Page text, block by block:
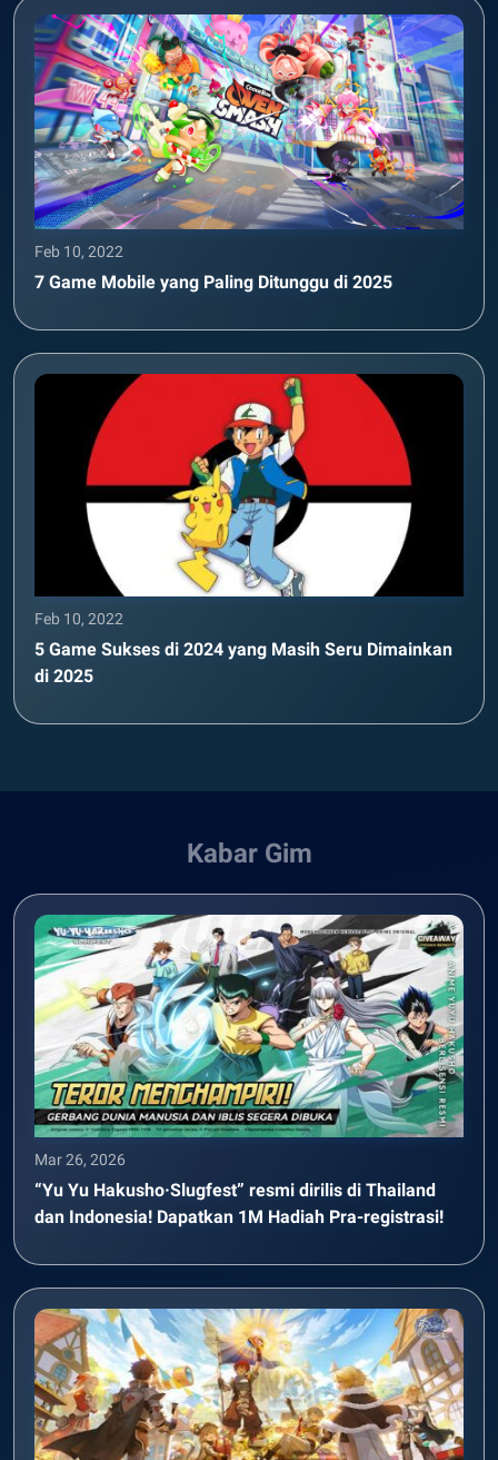
Feb 10, 2022
7 Game Mobile yang Paling Ditunggu di 2025
Feb 10, 2022
5 Game Sukses di 2024 yang Masih Seru Dimainkan
di 2025
Kabar Gim
Mar 26, 2026
“Yu Yu Hakusho·Slugfest” resmi dirilis di Thailand
dan Indonesia! Dapatkan 1M Hadiah Pra-registrasi!